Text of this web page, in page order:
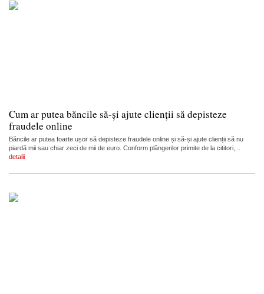
Cum ar putea băncile să-și ajute clienții să depisteze
fraudele online
Băncile ar putea foarte ușor să depisteze fraudele online și să-și ajute clienții să nu
piardă mii sau chiar zeci de mii de euro. Conform plângerilor primite de la cititori,...
detalii